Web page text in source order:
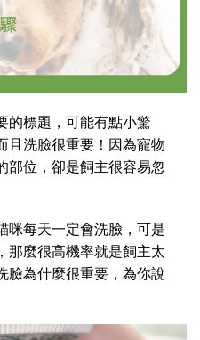
的標題，可能有點小驚
且洗臉很重要！因為寵物
部位，卻是飼主很容易忽
咪每天一定會洗臉，可是
那麼很高機率就是飼主太
臉為什麼很重要，為你說